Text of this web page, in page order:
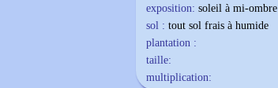
exposition: soleil à mi-ombre
sol : tout sol frais à humide
plantation :
taille:
multiplication: